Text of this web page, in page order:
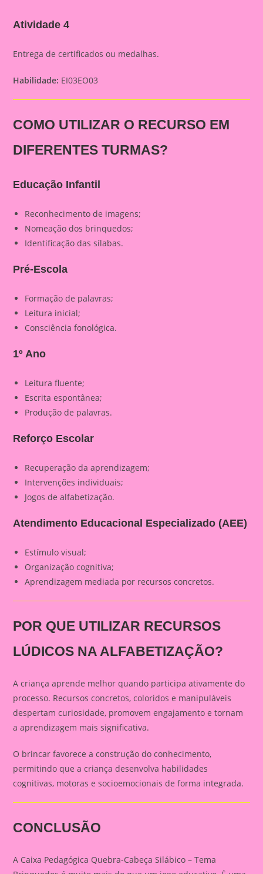
Atividade 4
Entrega de certificados ou medalhas.
Habilidade: EI03EO03
COMO UTILIZAR O RECURSO EM
DIFERENTES TURMAS?
Educação Infantil
Reconhecimento de imagens;
Nomeação dos brinquedos;
Identificação das sílabas.
Pré-Escola
Formação de palavras;
Leitura inicial;
Consciência fonológica.
1º Ano
Leitura fluente;
Escrita espontânea;
Produção de palavras.
Reforço Escolar
Recuperação da aprendizagem;
Intervenções individuais;
Jogos de alfabetização.
Atendimento Educacional Especializado (AEE)
Estímulo visual;
Organização cognitiva;
Aprendizagem mediada por recursos concretos.
POR QUE UTILIZAR RECURSOS
LÚDICOS NA ALFABETIZAÇÃO?
A criança aprende melhor quando participa ativamente do
processo. Recursos concretos, coloridos e manipuláveis
despertam curiosidade, promovem engajamento e tornam
a aprendizagem mais significativa.
O brincar favorece a construção do conhecimento,
permitindo que a criança desenvolva habilidades
cognitivas, motoras e socioemocionais de forma integrada.
CONCLUSÃO
A Caixa Pedagógica Quebra-Cabeça Silábico – Tema